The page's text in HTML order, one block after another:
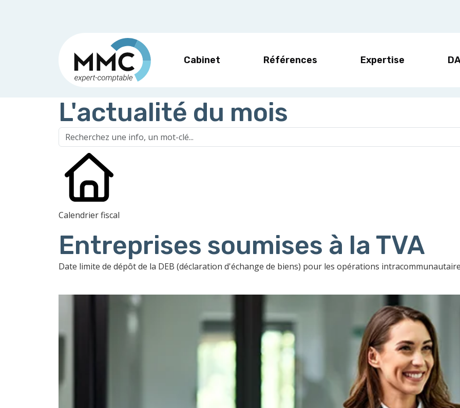
Cabinet Références Expertise
L'actualité du mois
Calendrier fiscal
Entreprises soumises à la TVA
Date limite de dépôt de la DEB (déclaration d'échange de biens) pour les opérations